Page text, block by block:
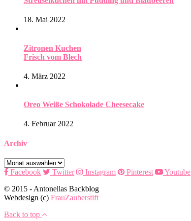
18. Mai 2022
Zitronen Kuchen
Frisch vom Blech
4. März 2022
Oreo Weiße Schokolade Cheesecake
4. Februar 2022
Archiv
Archiv
Facebook
Twitter Instagram Pinterest
Youtube
© 2015 - Antonellas Backblog
Webdesign (c) FrauZauberstift
Back to top